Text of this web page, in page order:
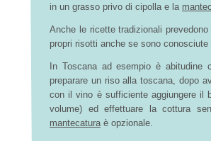
in un grasso privo di cipolla e la
Anche le ricette tradizionali
propri risotti anche se sono
In Toscana ad esempio è abitudine
preparare un riso alla toscana, dopo
con il vino è sufficiente aggiungere il
volume) ed effettuare la cottura
mantecaturaè opzionale.